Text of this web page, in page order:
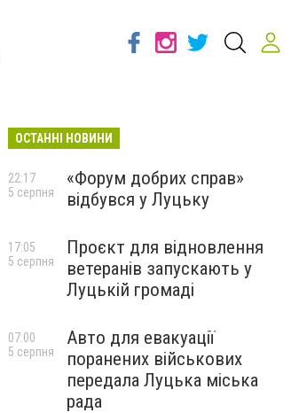
ОСТАННІ НОВИНИ
«Форум добрих справ»
відбувся у Луцьку
22:17
5 серпня
Проєкт для відновлення
ветеранів запускають у
Луцькій громаді
17:05
5 серпня
Авто для евакуації
поранених військових
передала Луцька міська
рада
07:00
5 серпня